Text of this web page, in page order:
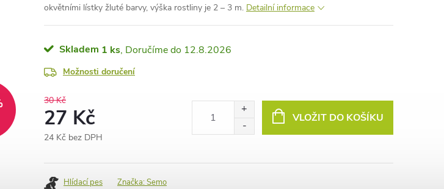
okvětními lístky žluté barvy, výška rostliny je 2 – 3 m. Detailní informace
Skladem 1 ks 12.8.2026
Možnosti doručení
30 Kč
27 Kč
24 Kč bez DPH
cena:
VLOŽIT DO KOŠÍKU
Hlídací pes Značka:Semo